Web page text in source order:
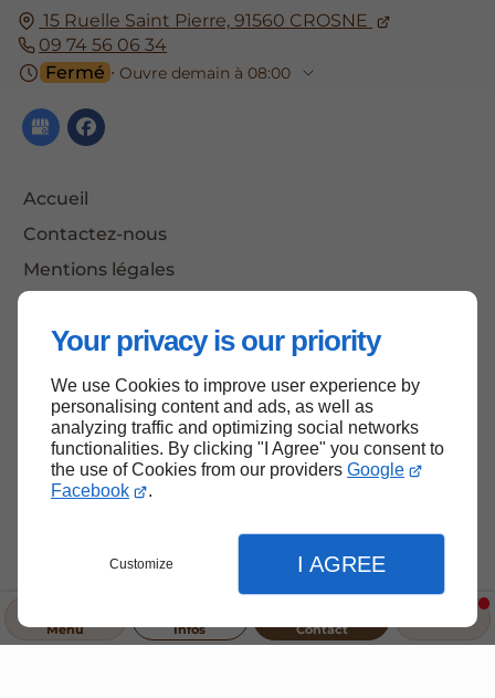
Your privacy is our priority
We use Cookies to improve user experience by
personalising content and ads, as well as
analyzing traffic and optimizing social networks
functionalities. By clicking "I Agree" you consent to
the use of Cookies from our providers Google
Facebook
.
Customize I AGREE
Menu Infos Contact
15 Ruelle Saint Pierre, 91560 CROSNE
09 74 56 06 34
Fermé ⋅ Ouvre demain à 08:00
Accueil
Contactez-nous
Mentions légales
Haut de page